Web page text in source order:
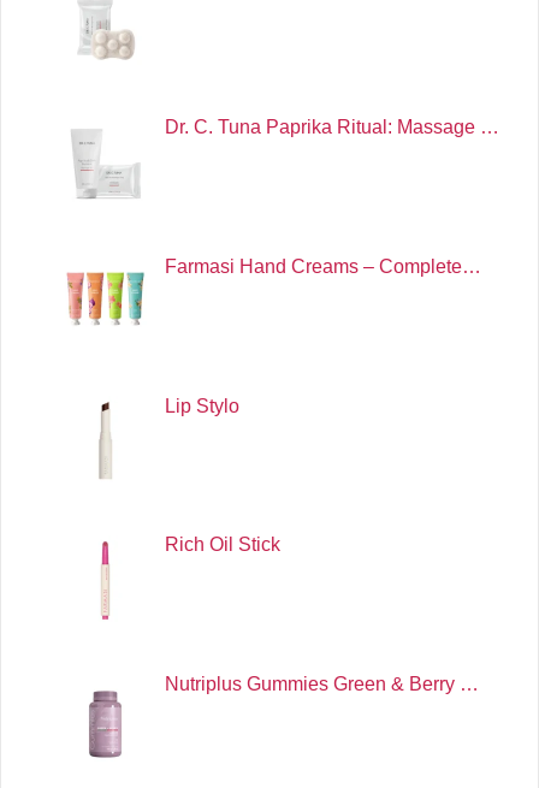
Dr. C. Tuna Paprika Ritual: Massage …
Farmasi Hand Creams – Complete…
Lip Stylo
Rich Oil Stick
Nutriplus Gummies Green & Berry …